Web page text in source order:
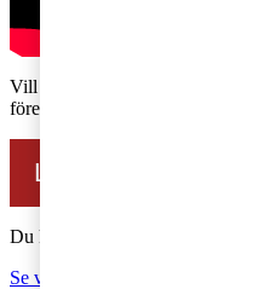
Vill du förstå hur AI förändrar din
företag för framtiden? Ta del av
Ladda ner AI Jobs
Du kanske också är intresserad av
Se våra sändningar från Almedalen